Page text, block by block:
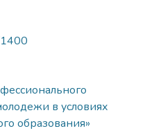
в условиях
образования»